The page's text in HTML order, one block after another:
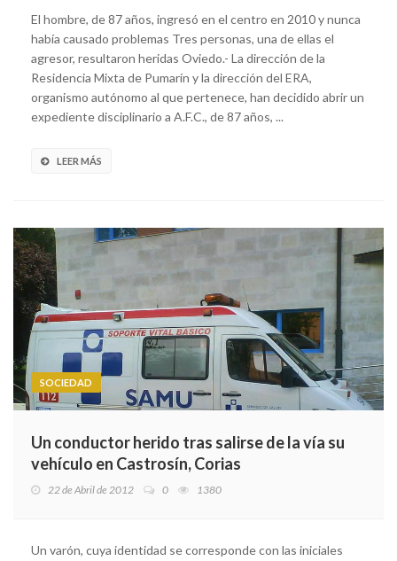
El hombre, de 87 años, ingresó en el centro en 2010 y nunca
había causado problemas Tres personas, una de ellas el
agresor, resultaron heridas Oviedo.- La dirección de la
Residencia Mixta de Pumarín y la dirección del ERA,
organismo autónomo al que pertenece, han decidido abrir un
expediente disciplinario a A.F.C., de 87 años, ...
LEER MÁS
SOCIEDAD
Un conductor herido tras salirse de la vía su
vehículo en Castrosín, Corias
22 de Abril de 2012 0 1380
Un varón, cuya identidad se corresponde con las iniciales